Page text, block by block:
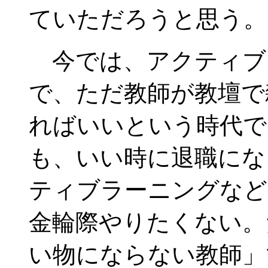
ていただろうと思う
今では、アクティ
で、ただ教師が教壇
ればいいという時代
も、いい時に退職に
ティブラーニングな
金輪際やりたくない
い物にならない教師